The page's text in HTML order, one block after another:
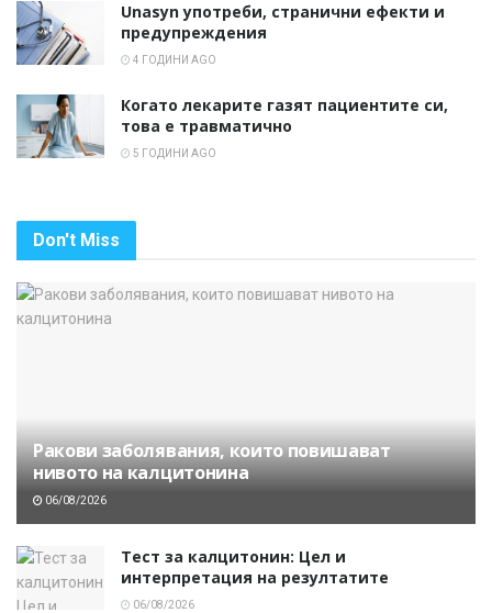
Unasyn употреби, странични ефекти и
предупреждения
4 ГОДИНИ AGO
Когато лекарите газят пациентите си,
това е травматично
5 ГОДИНИ AGO
Don't Miss
Ракови заболявания, които повишават
нивото на калцитонина
06/08/2026
Тест за калцитонин: Цел и
интерпретация на резултатите
06/08/2026